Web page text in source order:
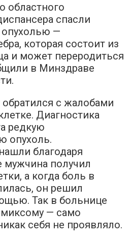
областного
спасли
опухолью —
которая состоит из
и может переродиться
в Минздраве
с жалобами
Диагностика
редкую
опухоль.
благодаря
мужчина получил
а когда боль в
он решил
Так в больнице
— само
себя не проявляло.